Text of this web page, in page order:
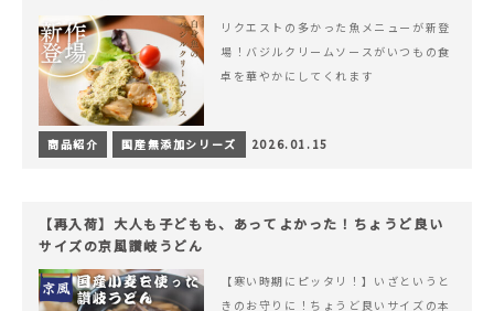
リクエストの多かった魚メニューが新登
場！バジルクリームソースがいつもの食
卓を華やかにしてくれます
商品紹介 国産無添加シリーズ 2026.01.15
【再入荷】大人も子どもも、あってよかった！ちょうど良い
サイズの京風讃岐うどん
【寒い時期にピッタリ！】いざというと
きのお守りに！ちょうど良いサイズの本